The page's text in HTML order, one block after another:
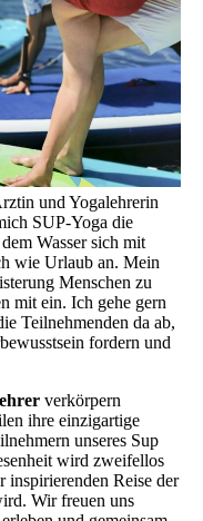
und Yogalehrerin
SUP-Yoga die
Wasser sich mit
wie Urlaub an. Mein
Menschen zu
mit ein. Ich gehe gern
Teilnehmenden da ab,
fordern und
verkörpern
ihre einzigartige
unseres Sup
wird zweifellos
inspirierenden Reise der
Wir freuen uns